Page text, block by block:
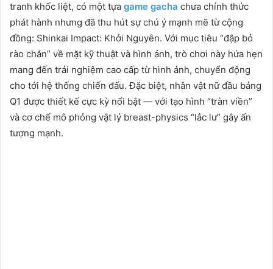
tranh khốc liệt, có một tựa game gacha chưa chính thức
phát hành nhưng đã thu hút sự chú ý mạnh mẽ từ cộng
đồng: Shinkai Impact: Khởi Nguyên. Với mục tiêu “đập bỏ
rào chắn” về mặt kỹ thuật và hình ảnh, trò chơi này hứa hẹn
mang đến trải nghiệm cao cấp từ hình ảnh, chuyển động
cho tới hệ thống chiến đấu. Đặc biệt, nhân vật nữ đầu bảng
Q1 được thiết kế cực kỳ nổi bật — với tạo hình “tràn viền”
và cơ chế mô phỏng vật lý breast-physics “lắc lư” gây ấn
tượng mạnh.